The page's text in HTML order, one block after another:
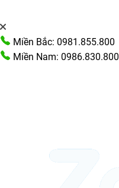
Miền Bắc: 0981.855.800
Miền Nam: 0986.830.800